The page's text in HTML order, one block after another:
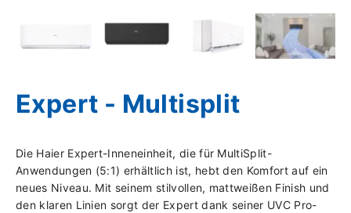
Expert - Multisplit
Die Haier Expert-Inneneinheit, die für MultiSplit-
Anwendungen (5:1) erhältlich ist, hebt den Komfort auf ein
neues Niveau. Mit seinem stilvollen, mattweißen Finish und
den klaren Linien sorgt der Expert dank seiner UVC Pro-